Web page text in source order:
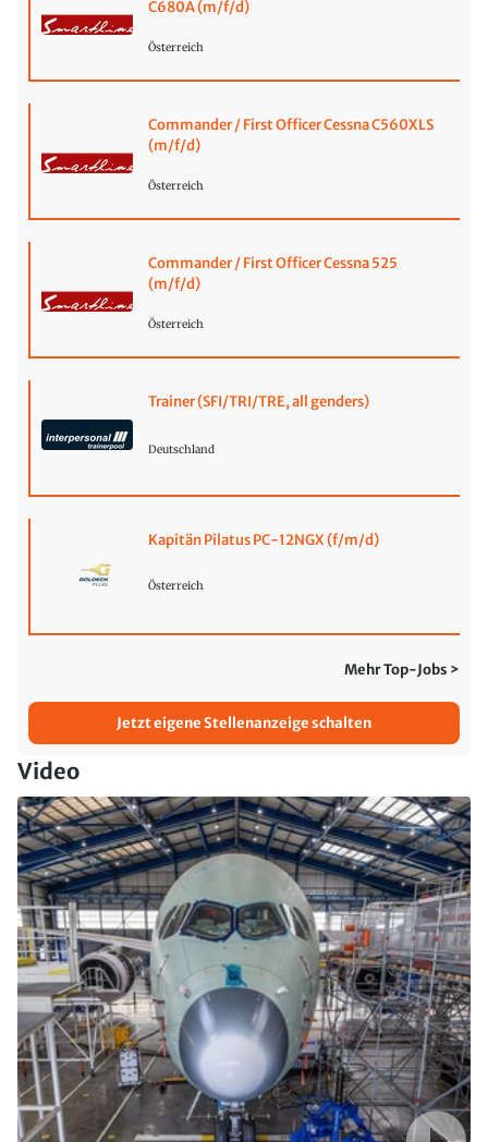
C680A (m/f/d)
Österreich
Commander / First Officer Cessna C560XLS
(m/f/d)
Österreich
Commander / First Officer Cessna 525
(m/f/d)
Österreich
Trainer (SFI/TRI/TRE, all genders)
Deutschland
Kapitän Pilatus PC-12NGX (f/m/d)
Österreich
Mehr Top-Jobs >
Jetzt eigene Stellenanzeige schalten
Video